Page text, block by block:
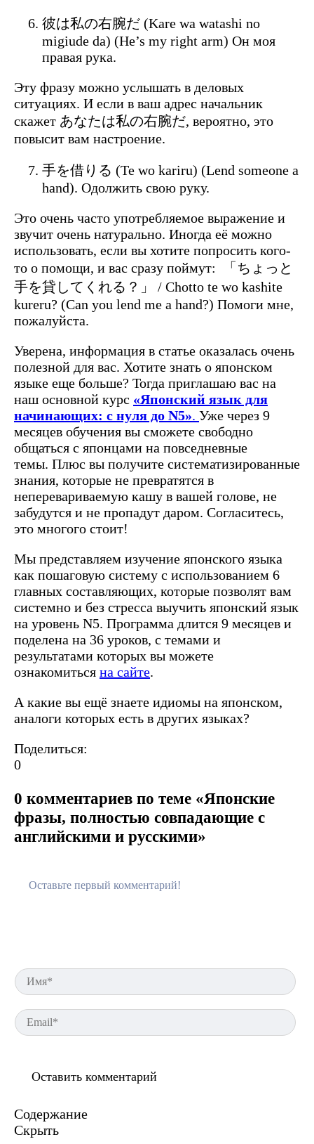
彼は私の右腕だ (Kare wa watashi no
migiude da) (He’s my right arm) Он моя
правая рука.
Эту фразу можно услышать в деловых
ситуациях. И если в ваш адрес начальник
скажет あなたは私の右腕だ, вероятно, это
повысит вам настроение.
手を借りる (Te wo kariru) (Lend someone a
hand). Одолжить свою руку.
Это очень часто употребляемое выражение и
звучит очень натурально. Иногда её можно
использовать, если вы хотите попросить кого-
то о помощи, и вас сразу поймут: 「ちょっと
手を貸してくれる？」 / Chotto te wo kashite
kureru? (Can you lend me a hand?) Помоги мне,
пожалуйста.
Уверена, информация в статье оказалась очень
полезной для вас. Хотите знать о японском
языке еще больше? Тогда приглашаю вас на
наш основной курс «Японский язык для
начинающих: с нуля до N5». Уже через 9
месяцев обучения вы сможете свободно
общаться с японцами на повседневные
темы. Плюс вы получите систематизированные
знания, которые не превратятся в
неперевариваемую кашу в вашей голове, не
забудутся и не пропадут даром. Согласитесь,
это многого стоит!
Мы представляем изучение японского языка
как пошаговую систему с использованием 6
главных составляющих, которые позволят вам
системно и без стресса выучить японский язык
на уровень N5. Программа длится 9 месяцев и
поделена на 36 уроков, с темами и
результатами которых вы можете
ознакомиться на сайте.‍
А какие вы ещё знаете идиомы на японском,
аналоги которых есть в других языках?
Поделиться:
0
0 комментариев по теме «Японские
фразы, полностью совпадающие с
английскими и русскими»
Содержание
Скрыть